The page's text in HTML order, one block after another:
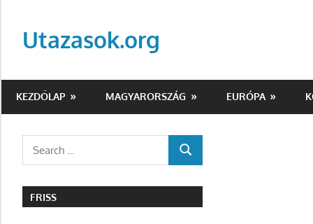
contentUtazasok.org
KEZDŐLAP MAGYARORSZÁG EURÓPA
SEARCH
FRISS